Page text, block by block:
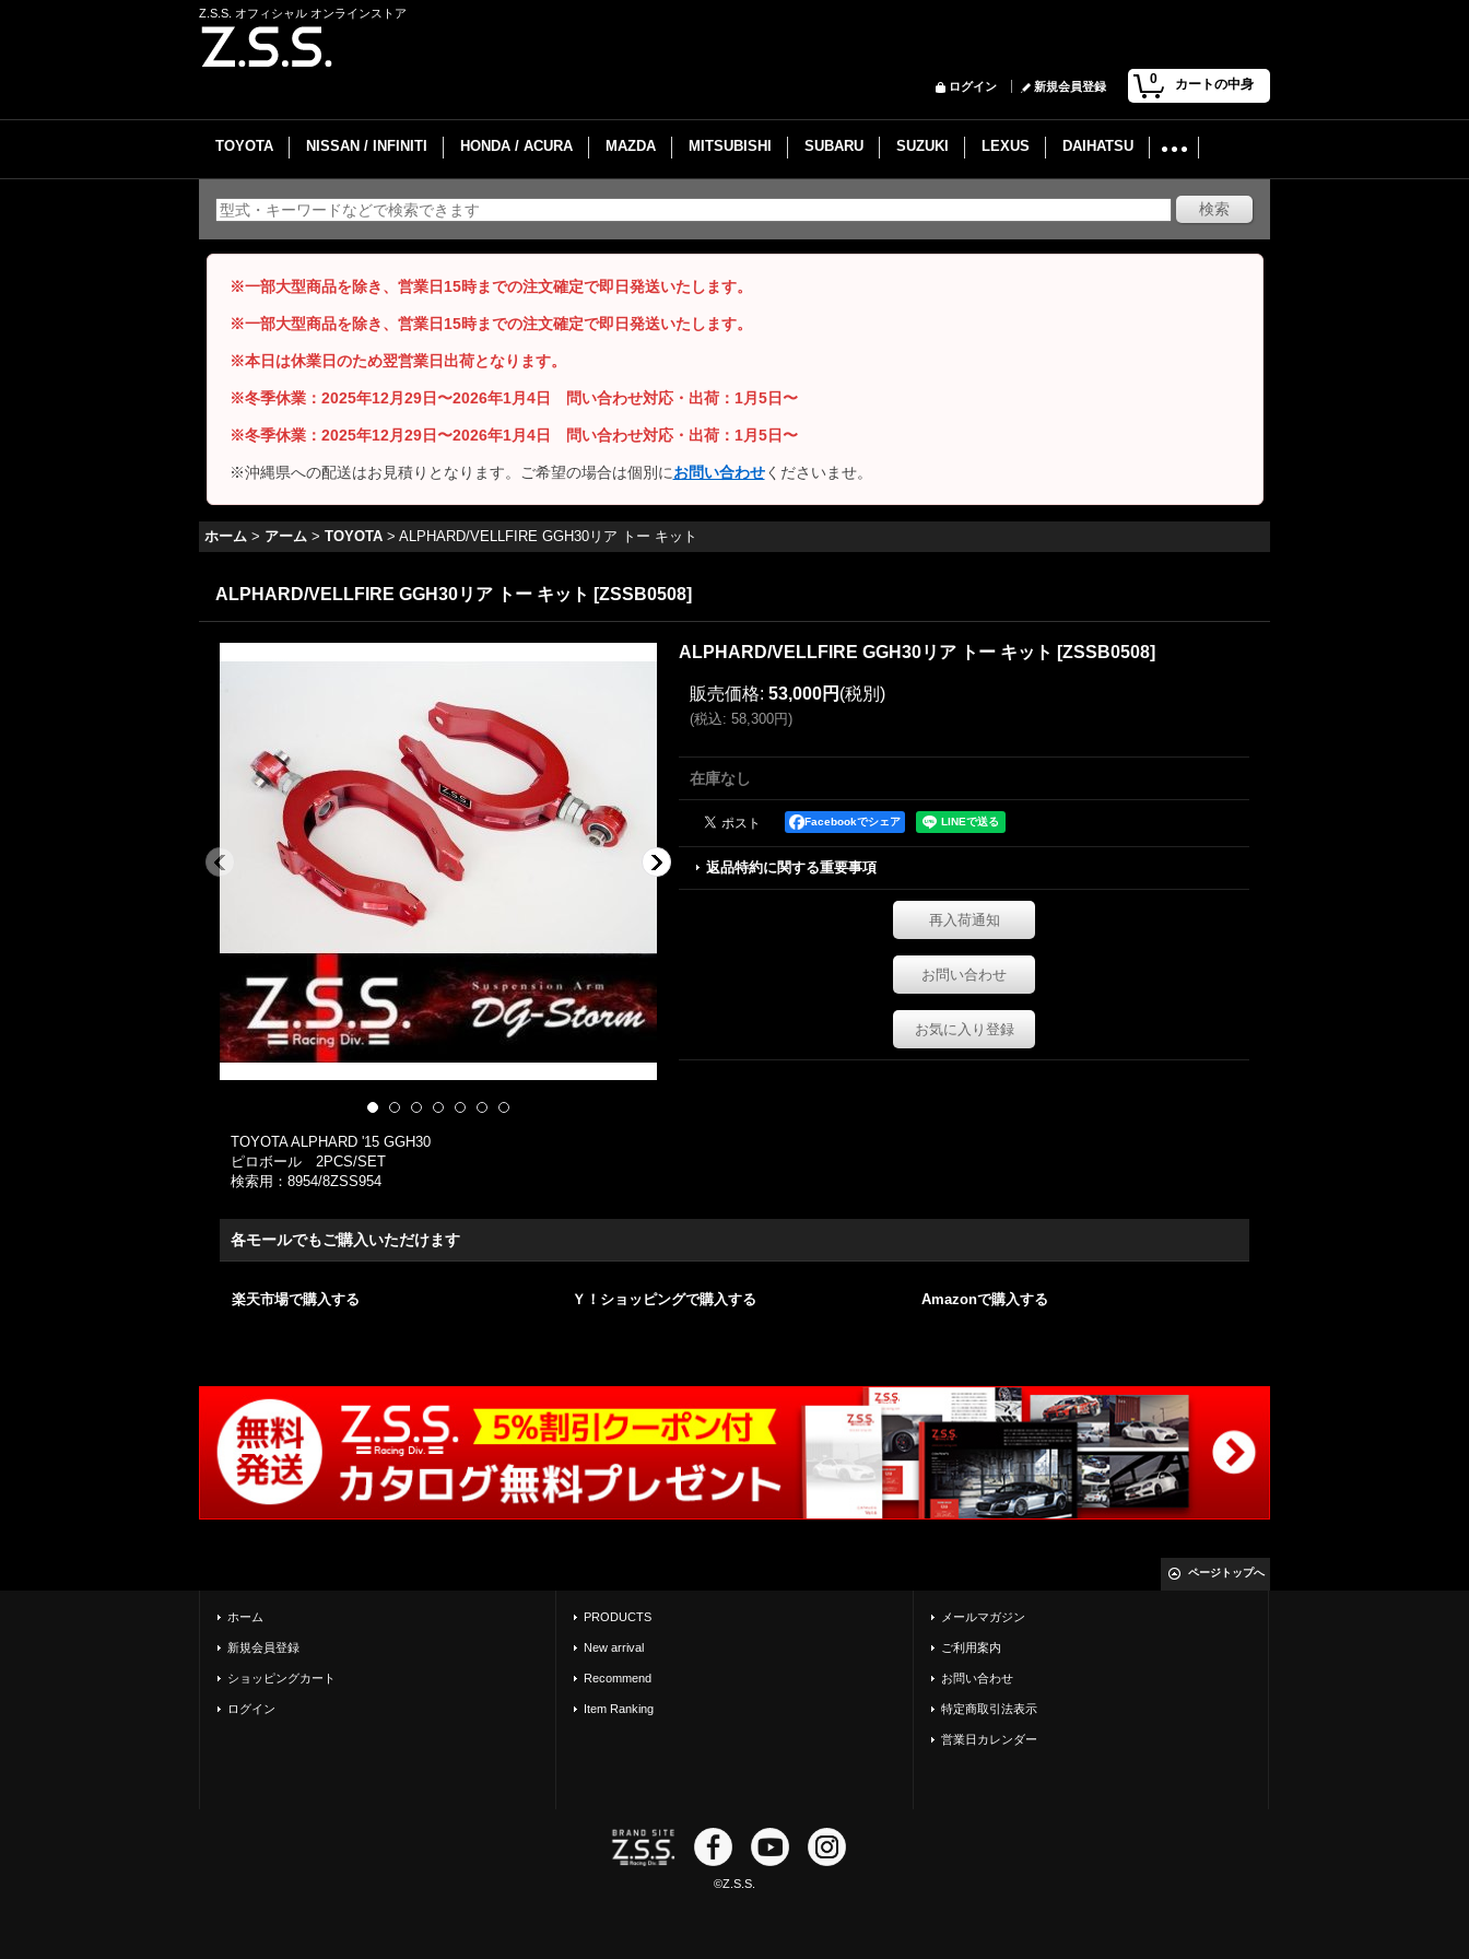
Z.S.S. オフィシャル オンラインストア
0 カートの中身
ログイン 新規会員登録
TOYOTA NISSAN / INFINITI HONDA / ACURA MAZDA MITSUBISHI SUBARU SUZUKI LEXUS DAIHATSU
※一部大型商品を除き、営業日15時までの注文確定で即日発送いたします。
※一部大型商品を除き、営業日15時までの注文確定で即日発送いたします。
※本日は休業日のため翌営業日出荷となります。
※冬季休業：2025年12月29日〜2026年1月4日 問い合わせ対応・出荷：1月5日〜
※冬季休業：2025年12月29日〜2026年1月4日 問い合わせ対応・出荷：1月5日〜
※沖縄県への配送はお見積りとなります。ご希望の場合は個別にお問い合わせくださいませ。
ホーム > アーム > TOYOTA > ALPHARD/VELLFIRE GGH30リア トー キット
ALPHARD/VELLFIRE GGH30リア トー キット [ZSSB0508]
ALPHARD/VELLFIRE GGH30リア トー キット [ZSSB0508]
販売価格: 53,000円 (税別)
(税込: 58,300円)
在庫なし
Facebookでシェア
返品特約に関する重要事項
再入荷通知
お問い合わせ
お気に入り登録
TOYOTA ALPHARD '15 GGH30
ピロボール 2PCS/SET
検索用：8954/8ZSS954
各モールでもご購入いただけます
楽天市場で購入する Ｙ！ショッピングで購入する Amazonで購入する
ページトップへ
ホーム
新規会員登録
ショッピングカート
ログイン
PRODUCTS
New arrival
Recommend
Item Ranking
メールマガジン
ご利用案内
お問い合わせ
特定商取引法表示
営業日カレンダー
©Z.S.S.